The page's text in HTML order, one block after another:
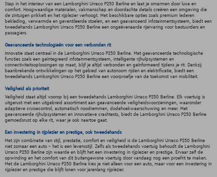
Stap in het interieur van een Lamborghini Urraco P250 Berline en laat je omarmen door luxe en
comfort. Hoogwaardige materialen, vakmanschap en doordachte details creëren een omgeving die
de zintuigen prikkelt en het rijplezier verhoogt. Met beschikbare opties zoals premium lederen
bekleding, verwarmde en geventileerde stoelen, en een geavanceerd infotainmentsysteem, biedt een
tweedehands Lamborghini Urraco P250 Berline een ongeëvenaarde rijervaring voor bestuurders en
passagiers.
Geavanceerde technologieën voor een verbonden rit
Innovatie staat centraal in de Lamborghini Urraco P250 Berline. Met geavanceerde technologische
functies zoals een geïntegreerd infotainmentsysteem, intelligente rijhulpsystemen en
connectiviteitsoplossingen op maat, blijf je altijd verbonden en geïnformeerd tijdens je rit. Dankzij
baanbrekende ontwikkelingen op het gebied van autonoom rijden en elektrificatie, biedt een
tweedehands Lamborghini Urraco P250 Berline een voorproefje van de toekomst van mobiliteit.
Veiligheid als prioriteit
Veiligheid staat altijd voorop bij een tweedehands Lamborghini Urraco P250 Berline. Elk voertuig is
uitgerust met een uitgebreid assortiment aan geavanceerde veiligheidsvoorzieningen, waaronder
adaptieve cruisecontrol, automatisch noodremmen, dodehoekwaarschuwing en meer. Met
geavanceerde rijhulpsystemen en innovatieve crashtests, biedt de Lamborghini Urraco P250 Berline
gemoedsrust op elke rit, waar je ook naartoe gaat.
Een investering in rijplezier en prestige, ook tweedehands
Met zijn combinatie van stijl, prestatie, comfort en veiligheid is de Lamborghini Urraco P250 Berline
niet zomaar een auto - het is een levensstijl. Zelfs als tweedehands voertuig behoudt de Lamborghini
Urraco P250 Berline zijn waarde en blijft het een investering in rijplezier en prestige. Ervaar zelf de
opwinding en het comfort van dit buitengewone voertuig door vandaag nog een proefrit te maken.
Met de Lamborghini Urraco P250 Berline kies je niet alleen voor een auto, maar voor een investering in
rijplezier en prestige die blijft lonen voor jarenlang rijplezier.